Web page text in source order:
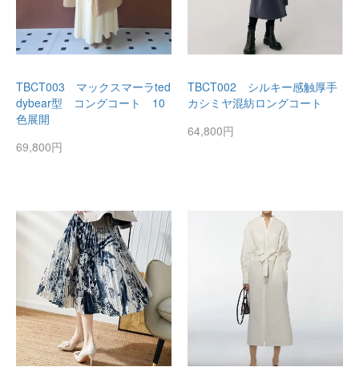
TBCT003 マックスマーラted
dybear型 コングコート 10
色展開
69,800円
TBCT002 シルキー感触厚手
カシミヤ混紡ロングコート
64,800円